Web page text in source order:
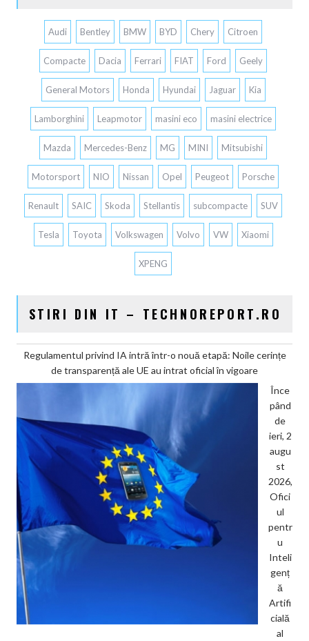
Audi Bentley BMW BYD Chery Citroen
Compacte Dacia Ferrari FIAT Ford Geely
General Motors Honda Hyundai Jaguar Kia
Lamborghini Leapmotor masini eco masini electrice
Mazda Mercedes-Benz MG MINI Mitsubishi
Motorsport NIO Nissan Opel Peugeot Porsche
Renault SAIC Skoda Stellantis subcompacte SUV
Tesla Toyota Volkswagen Volvo VW Xiaomi
XPENG
STIRI DIN IT – TECHNOREPORT.RO
Regulamentul privind IA intră într-o nouă etapă: Noile cerințe
de transparență ale UE au intrat oficial în vigoare
Înce
pând
de
ieri, 2
augu
st
2026,
Ofici
ul
pentr
u
Inteli
genț
ă
Artifi
cială
al